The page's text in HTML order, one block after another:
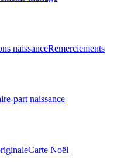
naissanceRemerciements
part naissance
Carte Noël